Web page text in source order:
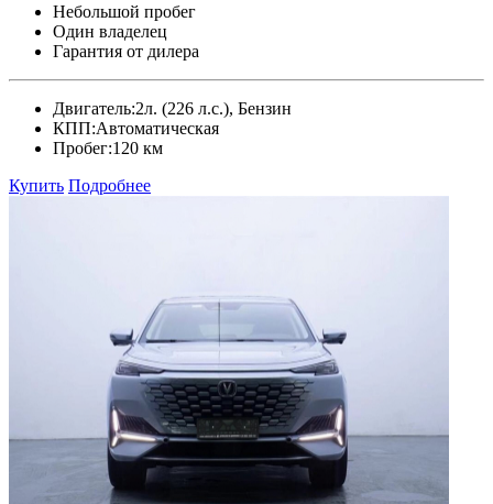
Небольшой пробег
Один владелец
Гарантия от дилера
Двигатель:2л. (226 л.с.), Бензин
КПП:Автоматическая
Пробег:120 км
Купить Подробнее